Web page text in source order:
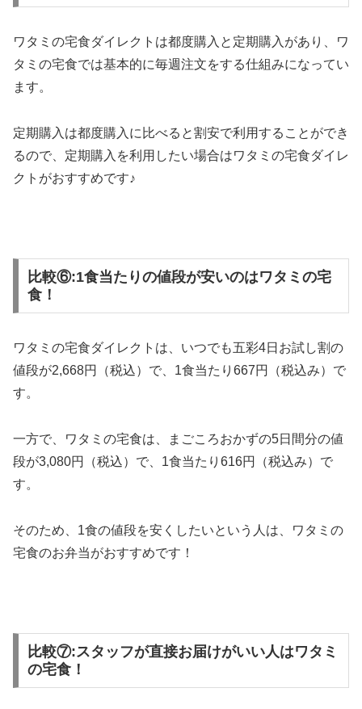
ワタミの宅食ダイレクトは都度購入と定期購入があり、ワ
タミの宅食では基本的に毎週注文をする仕組みになってい
ます。
定期購入は都度購入に比べると割安で利用することができ
るので、定期購入を利用したい場合はワタミの宅食ダイレ
クトがおすすめです♪
比較⑥:1食当たりの値段が安いのはワタミの宅
食！
ワタミの宅食ダイレクトは、いつでも五彩4日お試し割の
値段が2,668円（税込）で、 1食当たり667円（税込み） で
す。
一方で、ワタミの宅食は、まごころおかずの5日間分の値
段が3,080円（税込）で、 1食当たり616円（税込み） で
す。
そのため、1食の値段を安くしたいという人は、ワタミの
宅食のお弁当がおすすめです！
比較⑦:スタッフが直接お届けがいい人はワタミ
の宅食！